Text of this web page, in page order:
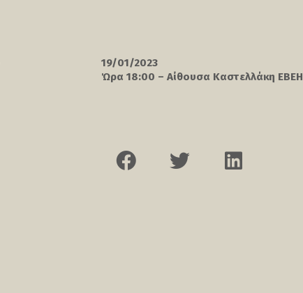
19/01/2023
Ώρα 18:00 – Αίθουσα Καστελλάκη ΕΒΕΗ